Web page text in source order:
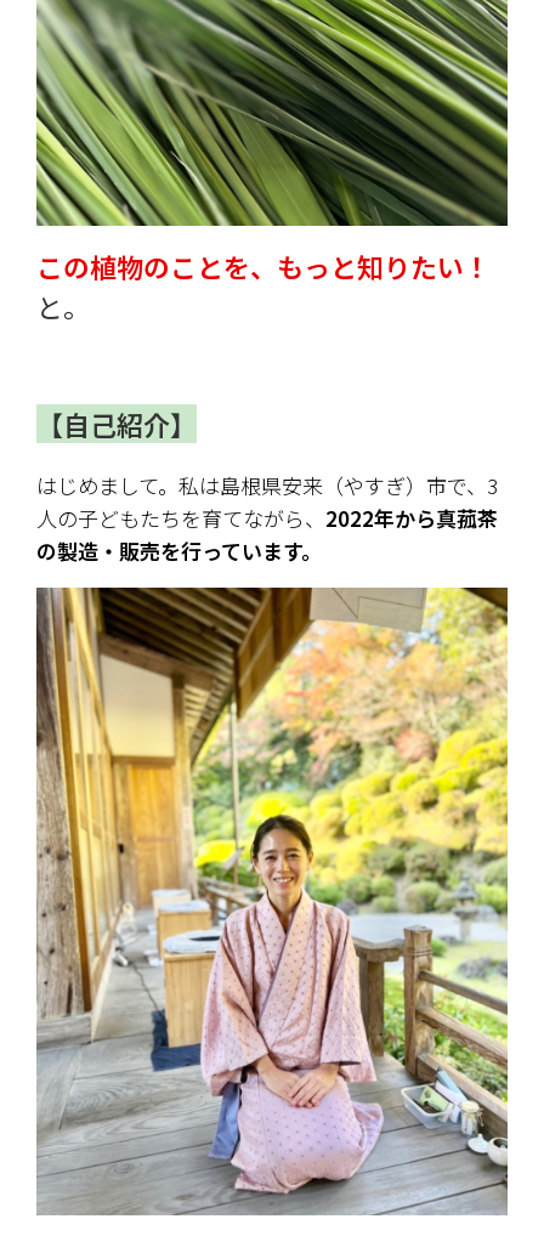
この植物のことを、もっと知りたい！
と。
【自己紹介】
はじめまして。私は島根県安来（やすぎ）市で、3
人の子どもたちを育てながら、 2022年から真菰茶
の製造・販売を行っています。